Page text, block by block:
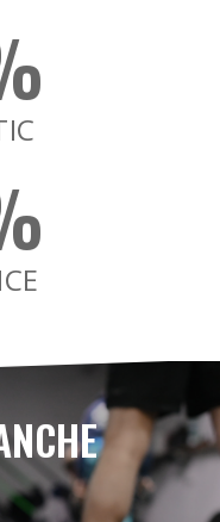
siamo
nostro team
corsi
Crossfit
Glossario